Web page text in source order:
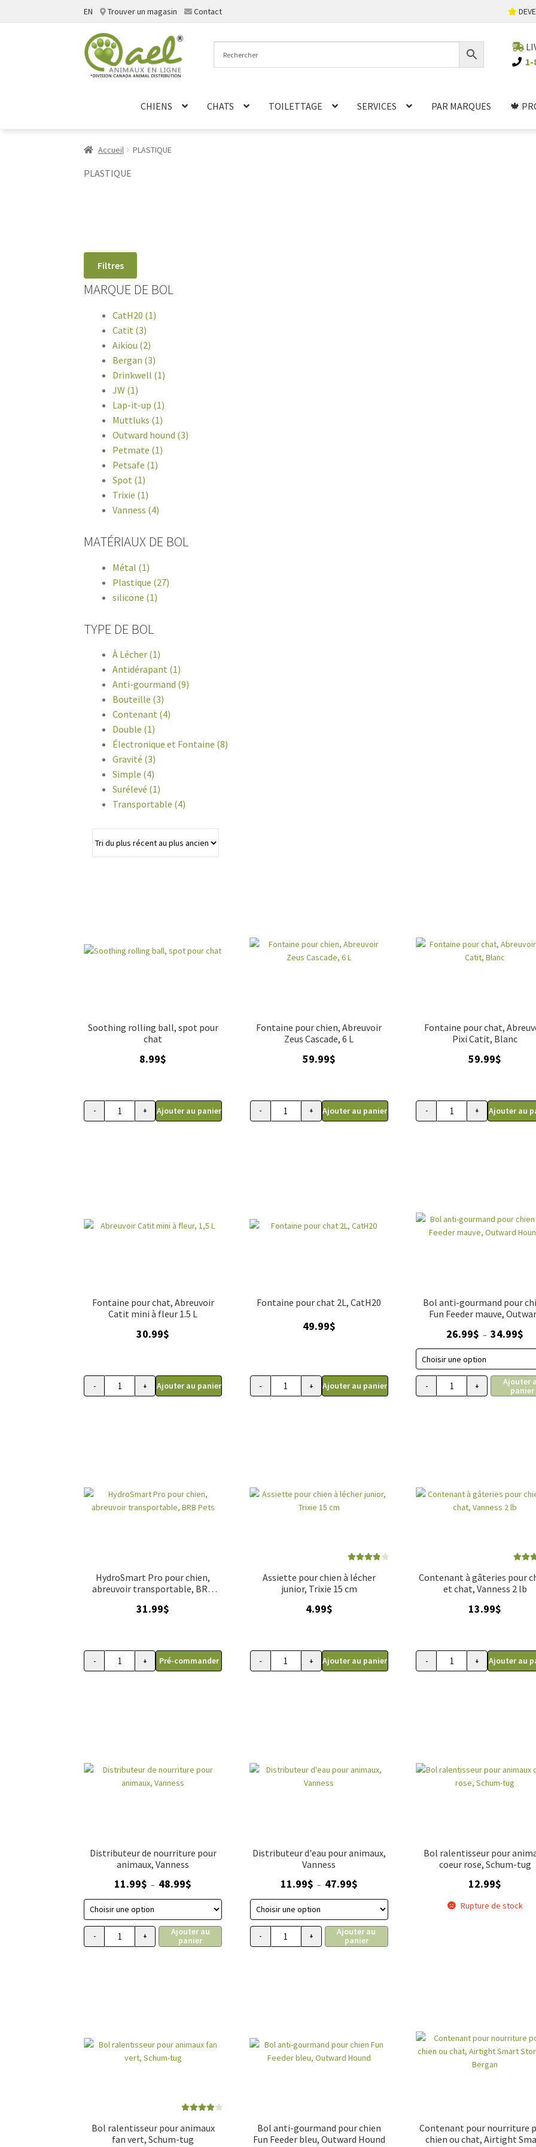
EN Trouver un magasin Contact
Aller
à
la
Aller
au
contenu
1-
CHIENS CHATS TOILETTAGE SERVICES PAR MARQUES 🍁
Accueil PLASTIQUE
PLASTIQUE
Filtres
MARQUE DE BOL
CatH20 (1)
Catit (3)
Aikiou (2)
Bergan (3)
Drinkwell (1)
JW (1)
Lap-it-up (1)
Muttluks (1)
Outward hound (3)
Petmate (1)
Petsafe (1)
Spot (1)
Trixie (1)
Vanness (4)
MATÉRIAUX DE BOL
Métal (1)
Plastique (27)
silicone (1)
TYPE DE BOL
À Lécher (1)
Antidérapant (1)
Anti-gourmand (9)
Bouteille (3)
Contenant (4)
Double (1)
Électronique et Fontaine (8)
Gravité (3)
Simple (4)
Surélevé (1)
Transportable (4)
Soothing rolling ball, spot pour
chat
8.99$
quantité de Soothing rolling ball, spot pour chat
- + Ajouter au panier
Fontaine pour chien, Abreuvoir
Zeus Cascade, 6 L
59.99$
quantité de Fontaine pour chien, Abreuvoir Zeus Cascade, 6 L
- + Ajouter au panier
Fontaine pour chat,
Pixi Catit, Blanc
59.99$
quantité de Fontaine
- + Ajouter au
Fontaine pour chat, Abreuvoir
Catit mini à fleur 1.5 L
30.99$
quantité de Abreuvoir Catit mini à fleur, 1,5 L
- + Ajouter au panier
Fontaine pour chat 2L, CatH20
49.99$
quantité de Fontaine pour chat 2L, CatH20
- + Ajouter au panier
Bol anti-gourmand pour
Fun Feeder mauve,
26.99$ – 34.99$
à
quantité de Bol anti-
- +
Ajouter
panier
HydroSmart Pro pour chien,
abreuvoir transportable, BRB
31.99$
quantité de HydroSmart Pro pour chien, abreuvoir transportable, BRB Pets
- + Pré-commander
Assiette pour chien à lécher
junior, Trixie 15 cm
sur 5
4.99$
quantité de Assiette pour chien à lécher junior, Trixie 15 cm
- + Ajouter au panier
Contenant à gâteries pour
et chat, Vanness 2 lb
sur
13.99$
quantité de Contenant
- + Ajouter au
Distributeur de nourriture pour
animaux, Vanness
11.99$ – 48.99$
11.99$
à
48.99$
quantité de Distributeur de nourriture pour animaux, Vanness
- +
Ajouter au
panier
Distributeur d'eau pour animaux,
Vanness
11.99$ – 47.99$Plage
11.99$
à
47.99$
quantité de Distributeur d'eau pour animaux, Vanness
- +
Ajouter au
panier
Bol ralentisseur pour
coeur rose, Schum-tug
12.99$
Rupture de stock
Bol ralentisseur pour animaux
fan vert, Schum-tug
sur 5
Bol anti-gourmand pour chien
Fun Feeder bleu, Outward Hound
Contenant pour nourriture
chien ou chat, Airtight